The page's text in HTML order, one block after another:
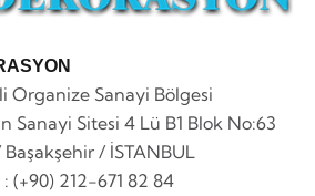
Sanayi Bölgesi
Sitesi 4 Lü B1 Blok No:63
/ İSTANBUL
671 82 84